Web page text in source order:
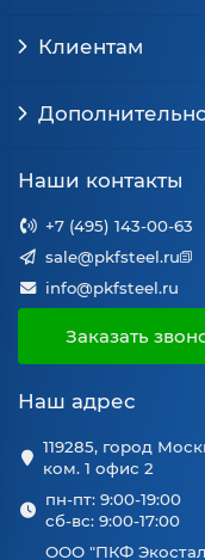
Клиентам
Наши контакты
+7 (495) 143-00-63
sale@pkfsteel.ru
info@pkfsteel.ru
Заказать
Наш адрес
119285, город
ком. 1 офис 2
пн-пт: 9:00-19:00
сб-вс: 9:00-17:00
ООО "ПКФ